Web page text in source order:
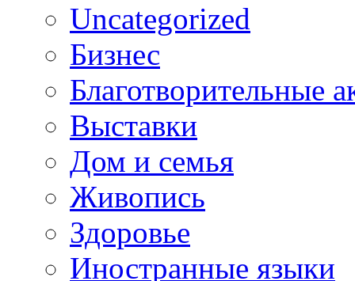
Uncategorized
Бизнес
Благотворительные
Выставки
Дом и семья
Живопись
Здоровье
Иностранные языки